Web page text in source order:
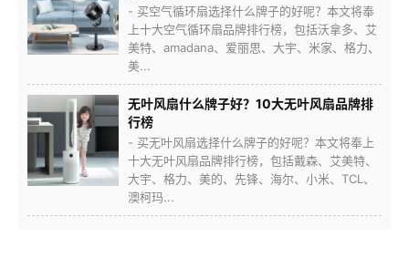
- 买空气循环扇选择什么牌子的好呢？本文将奉
上十大空气循环扇品牌排行榜，包括沃拿多、艾
美特、amadana、爱丽思、大宇、米家、格力、
美...
无叶风扇什么牌子好？10大无叶风扇品牌排
行榜
- 买无叶风扇选择什么牌子的好呢？本文将奉上
十大无叶风扇品牌排行榜，包括戴森、艾美特、
大宇、格力、美的、先锋、海尔、小米、TCL、
澳柯玛...